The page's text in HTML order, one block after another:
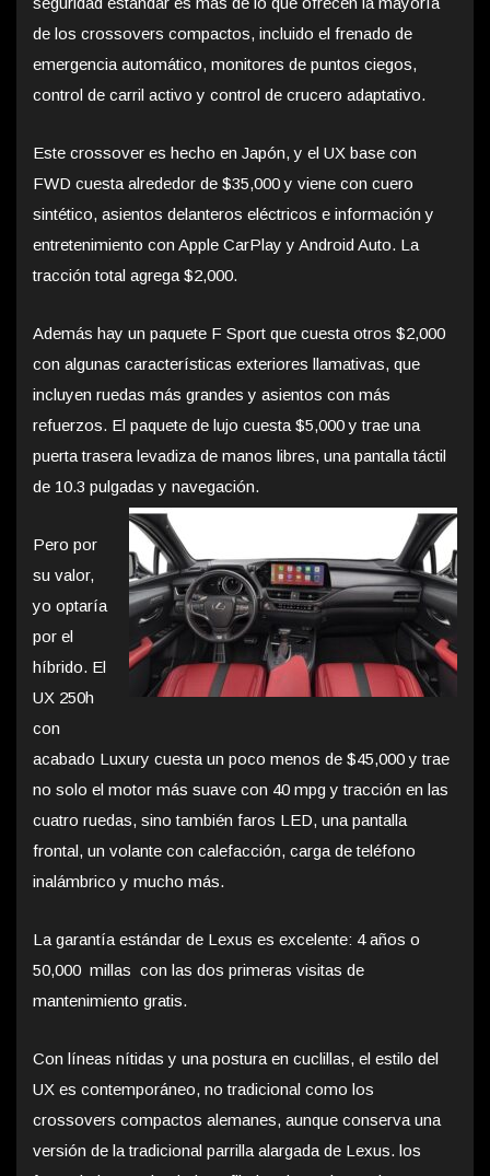
de los crossovers compactos, incluido el frenado de
emergencia automático, monitores de puntos ciegos,
control de carril activo y control de crucero adaptativo.
Este crossover es hecho en Japón, y el UX base con
FWD cuesta alrededor de $35,000 y viene con cuero
sintético, asientos delanteros eléctricos e información y
entretenimiento con Apple CarPlay y Android Auto. La
tracción total agrega $2,000.
Además hay un paquete F Sport que cuesta otros $2,000
con algunas características exteriores llamativas, que
incluyen ruedas más grandes y asientos con más
refuerzos. El paquete de lujo cuesta $5,000 y trae una
puerta trasera levadiza de manos libres, una pantalla táctil
de 10.3 pulgadas y navegación.
Pero por
su valor,
yo optaría
por el
híbrido. El
UX 250h
con
acabado Luxury cuesta un poco menos de $45,000 y trae
no solo el motor más suave con 40 mpg y tracción en las
cuatro ruedas, sino también faros LED, una pantalla
frontal, un volante con calefacción, carga de teléfono
inalámbrico y mucho más.
La garantía estándar de Lexus es excelente: 4 años o
50,000 millas con las dos primeras visitas de
mantenimiento gratis.
Con líneas nítidas y una postura en cuclillas, el estilo del
UX es contemporáneo, no tradicional como los
crossovers compactos alemanes, aunque conserva una
versión de la tradicional parrilla alargada de Lexus. los